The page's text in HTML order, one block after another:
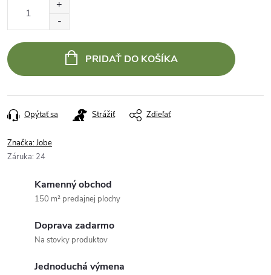
PRIDAŤ DO KOŠÍKA
Opýtať sa Strážiť Zdieľať
Značka:Jobe
Záruka: 24
Kamenný obchod
150 m² predajnej plochy
Doprava zadarmo
Na stovky produktov
Jednoduchá výmena